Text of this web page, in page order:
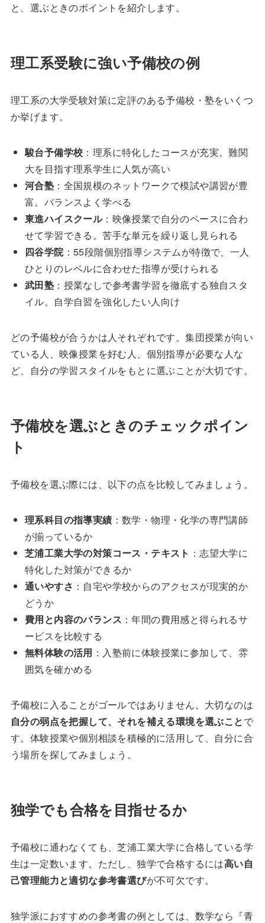
と、選ぶときのポイントを紹介します。
理工系受験に強い予備校の例
理工系の大学受験対策に定評のある予備校・塾をいくつ
か挙げます。
駿台予備学校 ：理系に特化したコースが充実。難関
大を目指す理系学生に人気が高い
河合塾 ：全国規模のネットワークで模試や講習が豊
富。バランスよく学べる
東進ハイスクール：映像授業で自分のペースに合わ
せて学習できる。苦手な単元を繰り返し見られる
四谷学院：55段階個別指導システムが特徴で、一人
ひとりのレベルに合わせた指導が受けられる
武田塾 ：授業なしで参考書学習を徹底する独自スタ
イル。自学自習を強化したい人向け
どの予備校が合うかは人それぞれです。集団授業が向い
ている人、映像授業を好む人、個別指導が必要な人な
ど、自分の学習スタイルをもとに選ぶことが大切です。
予備校を選ぶときのチェックポイン
ト
予備校を選ぶ際には、以下の点を比較してみましょう。
理系科目の指導実績 ：数学・物理・化学の専門講師
が揃っているか
芝浦工業大学の対策コース・テキスト ：志望大学に
特化した対策ができるか
通いやすさ ：自宅や学校からのアクセスが現実的か
どうか
費用と内容のバランス ：年間の費用感と得られるサ
ービスを比較する
無料体験の活用 ：入塾前に体験授業に参加して、雰
囲気を確かめる
予備校に入ることがゴールではありません。大切なのは
自分の弱点を把握して、それを補える環境を選ぶことで
す。体験授業や個別相談を積極的に活用して、自分に合
う場所を探してみましょう。
独学でも合格を目指せるか
予備校に通わなくても、芝浦工業大学に合格している学
生は一定数います。ただし、独学で合格するには高い自
己管理能力と適切な参考書選びが不可欠です。
独学派におすすめの参考書の例としては、数学なら『青